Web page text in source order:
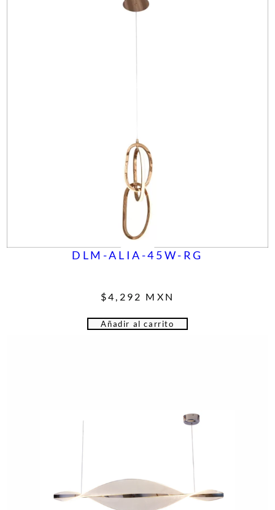
DLM-ALIA-45W-RG
$4,292 MXN
Añadir al carrito